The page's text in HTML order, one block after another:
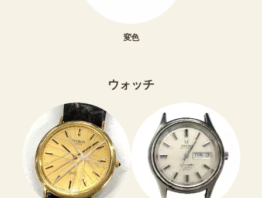
変色
ウォッチ